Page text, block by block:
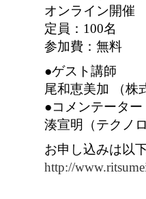
オンライン開催
定員：100名
参加費：無料
●ゲスト講師
尾和恵美加 （株
●コメンテーター
湊宣明（テクノ
お申し込みは以
http://